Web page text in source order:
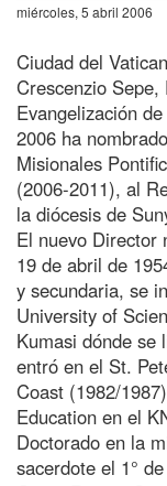
miércoles, 5 abril 2006
Ciudad del
Crescenzio
Evangelización
2006 ha
Misionales
(2006-2011), al
la diócesis de
El nuevo Director
19 de abril de
y secundaria, se
University of
Kumasi dónde se
entró en el St.
Coast (1982/
Education en el
Doctorado en la
sacerdote el 1°